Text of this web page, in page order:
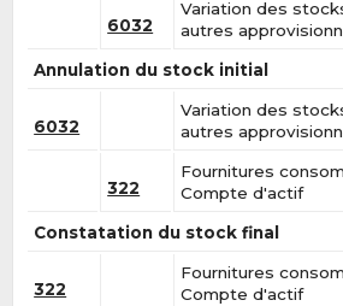
6032
Variation des
autres
Annulation du stock initial
6032
Variation des
autres
322
Fournitures
Compte d'actif
Constatation du stock final
322
Fournitures
Compte d'actif